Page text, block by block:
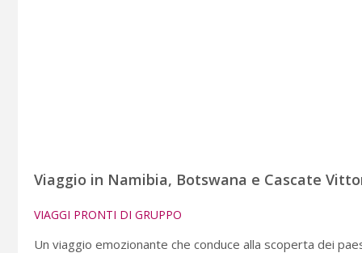
Viaggio in Namibia, Botswana e Cascate
VIAGGI PRONTI DI GRUPPO
Un viaggio emozionante che conduce alla scoperta dei